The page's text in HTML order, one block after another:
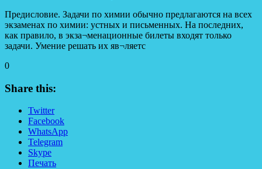
Предисловие. Задачи по химии обычно предлагаются на всех
экзаменах по химии: устных и письменных. На последних,
как правило, в экза¬менационные билеты входят только
задачи. Умение решать их яв¬ляетс
0
Share this:
Twitter
Facebook
WhatsApp
Telegram
Skype
Печать